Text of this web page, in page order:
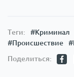
Теги: #Криминал
#Происшествие
Поделиться: